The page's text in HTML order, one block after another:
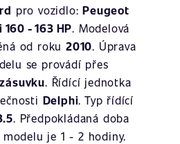
pro vozidlo:Peugeot
160 - 163 HP. Modelová
od roku 2010. Úprava
se provádí přes
. Řídící jednotka
Delphi. Typ řídící
. Předpokládaná doba
je 1 - 2 hodiny.